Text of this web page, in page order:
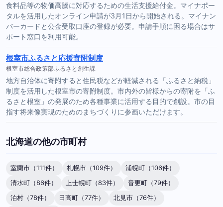
食料品等の物価高騰に対応するための生活支援給付金。マイナポー
タルを活用したオンライン申請が3月1日から開始される。マイナン
バーカードと公金受取口座の登録が必要。申請手順に困る場合はサ
ポート窓口を利用可能。
根室市ふるさと応援寄附制度
根室市総合政策部ふるさと創生課
地方自治体に寄附すると住民税などが軽減される「ふるさと納税」
制度を活用した根室市の寄附制度。市内外の皆様からの寄附を「ふ
るさと根室」の発展のため各種事業に活用する目的で創設。市の目
指す将来像実現のためのまちづくりに参画いただけます。
北海道の他の市町村
室蘭市（111件） 札幌市（109件）
浦幌町（106件）
清水町（86件）
上士幌町（83件）
音更町（79件）
泊村（78件）
日高町（77件）
北見市（76件）